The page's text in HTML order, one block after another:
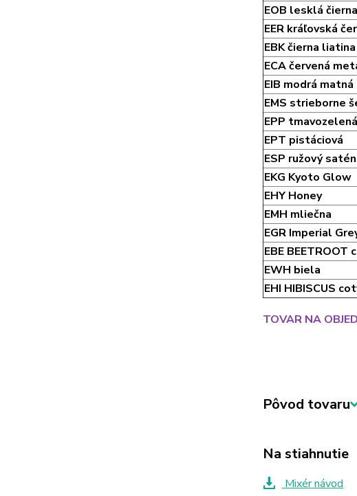
EOB lesklá čierna
EER kráľovská
EBK čierna liatina
ECA červená
EIB modrá matná
EMS strieborne
EPP tmavozelená
EPT pistáciová
ESP ružový satén
EKG Kyoto Glow
EHY Honey
EMH mliečna
EGR Imperial
EBE BEETROOT
EWH biela
EHI HIBISCUS
TOVAR NA
Pôvod tovaru
Na stiahnutie
Mixér návod